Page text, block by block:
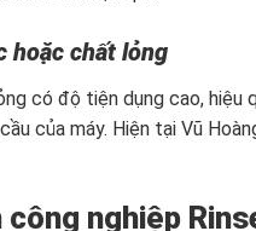
hoặc chất lỏng
có độ tiện dụng cao, hiệu
của máy. Hiện tại Vũ
nghiệp